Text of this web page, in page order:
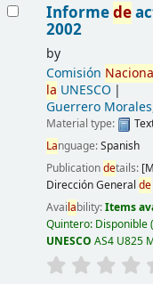
Informede
2002
by
Comisión
la UNESCO
Guerrero
Material type:
Language:Spanish
Publicationdetails:
Dirección General de
Availability:Items
Quintero: Disponible
UNESCO AS4 U825